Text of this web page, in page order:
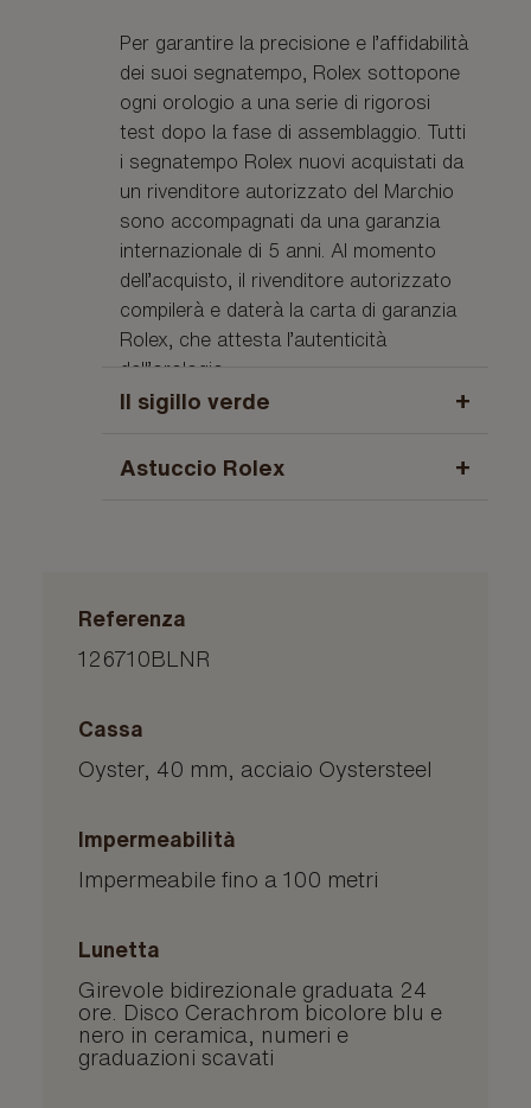
Per garantire la precisione e l’affidabilità
dei suoi segnatempo, Rolex sottopone
ogni orologio a una serie di rigorosi
test dopo la fase di assemblaggio. Tutti
i segnatempo Rolex nuovi acquistati da
un rivenditore autorizzato del Marchio
sono accompagnati da una garanzia
internazionale di 5 anni. Al momento
dell’acquisto, il rivenditore autorizzato
compilerà e daterà la carta di garanzia
Rolex, che attesta l’autenticità
dell’orologio.
Il sigillo verde +
a ogni orologio Rolex è accompagnata
una serie di test finali specifici condotti
da Rolex nei propri laboratori e
ufficiale COSC del suo movimento.
Astuccio Rolex +
regalato a una persona a te cara,
proprio l’astuccio costituirà il primo
il suo prezioso contenuto.
Referenza
126710BLNR
Cassa
Oyster, 40 mm, acciaio Oystersteel
Impermeabilità
Impermeabile fino a 100 metri
Lunetta
Girevole bidirezionale graduata 24
ore. Disco Cerachrom bicolore blu e
nero in ceramica, numeri e
graduazioni scavati